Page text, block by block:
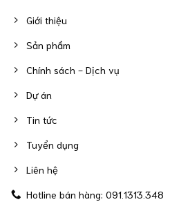
Giới thiệu
Sản phẩm
Chính sách - Dịch vụ
Dự án
Tin tức
Tuyển dụng
Liên hệ
Hotline bán hàng: 091.1313.348